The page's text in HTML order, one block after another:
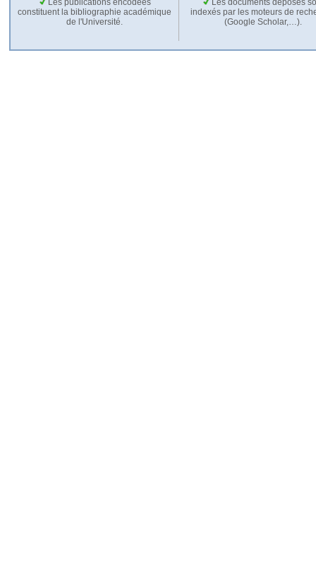
Les publications encodées
constituent la bibliographie académique
de l'Université.
Les documents déposés
indexés par les moteurs de
(Google Scholar,…).